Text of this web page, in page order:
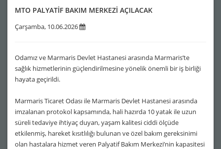
MTO PALYATİF BAKIM MERKEZİ AÇILACAK
Çarşamba, 10.06.2026
Odamız ve Marmaris Devlet Hastanesi arasında Marmaris’te
sağlık hizmetlerinin güçlendirilmesine yönelik önemli bir iş birliği
hayata geçirildi.
Marmaris Ticaret Odası ile Marmaris Devlet Hastanesi arasında
imzalanan protokol kapsamında, hali hazırda 10 yatak ile uzun
süreli tedaviye ihtiyaç duyan, yaşam kalitesi ciddi ölçüde
etkilenmiş, hareket kısıtlılığı bulunan ve özel bakım gereksinimi
olan hastalara hizmet veren Palyatif Bakım Merkezi’nin kapasitesi